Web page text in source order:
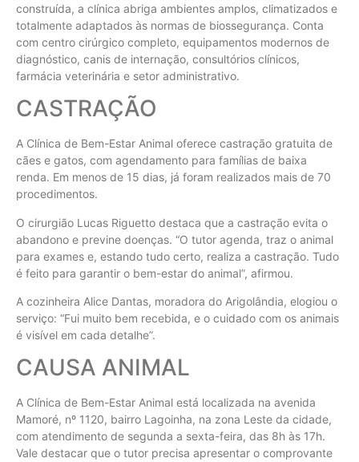
construída, a clínica abriga ambientes amplos, climatizados e
totalmente adaptados às normas de biossegurança. Conta
com centro cirúrgico completo, equipamentos modernos de
diagnóstico, canis de internação, consultórios clínicos,
farmácia veterinária e setor administrativo.
CASTRAÇÃO
A Clínica de Bem-Estar Animal oferece castração gratuita de
cães e gatos, com agendamento para famílias de baixa
renda. Em menos de 15 dias, já foram realizados mais de 70
procedimentos.
O cirurgião Lucas Riguetto destaca que a castração evita o
abandono e previne doenças. “O tutor agenda, traz o animal
para exames e, estando tudo certo, realiza a castração. Tudo
é feito para garantir o bem-estar do animal”, afirmou.
A cozinheira Alice Dantas, moradora do Arigolândia, elogiou o
serviço: “Fui muito bem recebida, e o cuidado com os animais
é visível em cada detalhe”.
CAUSA ANIMAL
A Clínica de Bem-Estar Animal está localizada na avenida
Mamoré, nº 1120, bairro Lagoinha, na zona Leste da cidade,
com atendimento de segunda a sexta-feira, das 8h às 17h.
Vale destacar que o tutor precisa apresentar o comprovante